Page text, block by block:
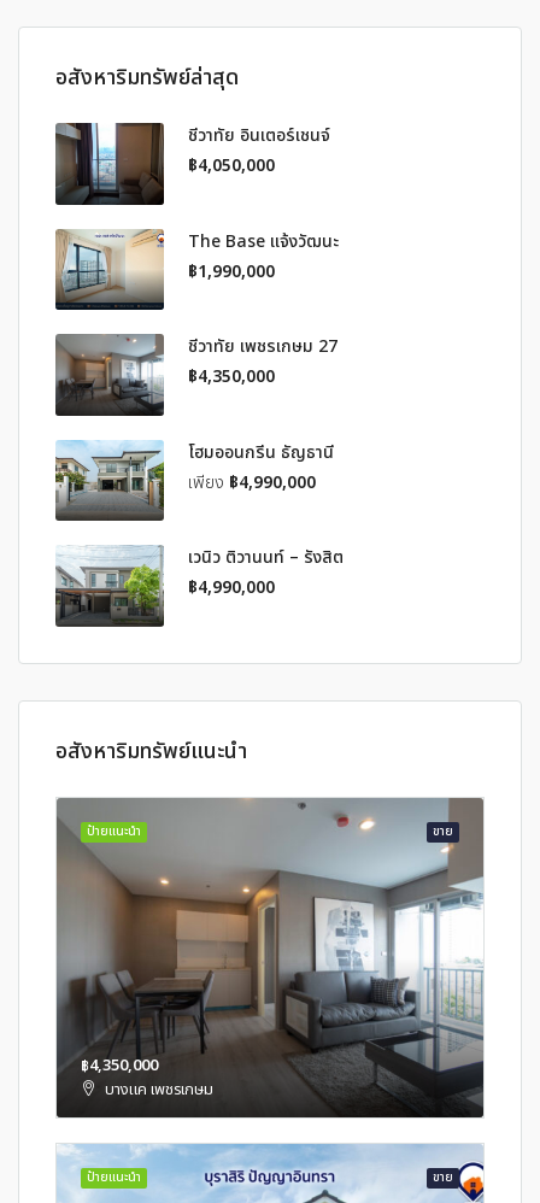
อสังหาริมทรัพย์ล่าสุด
ชีวาทัย อินเตอร์เชนจ์
฿4,050,000
The Base แจ้งวัฒนะ
฿1,990,000
ชีวาทัย เพชรเกษม 27
฿4,350,000
โฮมออนกรีน ธัญธานี
เพียง ฿4,990,000
เวนิว ติวานนท์ – รังสิต
฿4,990,000
อสังหาริมทรัพย์แนะนำ
ขาย
ป้ายแนะนำ
฿4,350,000
บางแค เพชรเกษม
ขาย
ป้ายแนะนำ